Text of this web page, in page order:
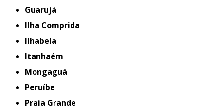
Guarujá
Ilha Comprida
Ilhabela
Itanhaém
Mongaguá
Peruíbe
Praia Grande